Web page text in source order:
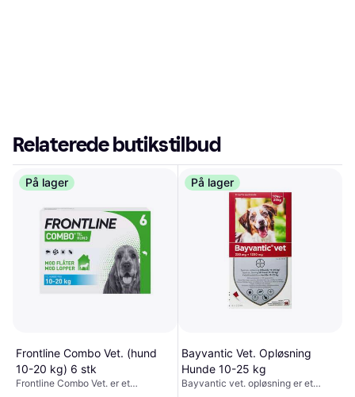
Relaterede butikstilbud
På lager
Frontline Combo Vet. (hund
10-20 kg) 6 stk
Frontline Combo Vet. er et
På lager
Bayvantic Vet. Opløsning
Hunde 10-25 kg
Bayvantic vet. opløsning er et